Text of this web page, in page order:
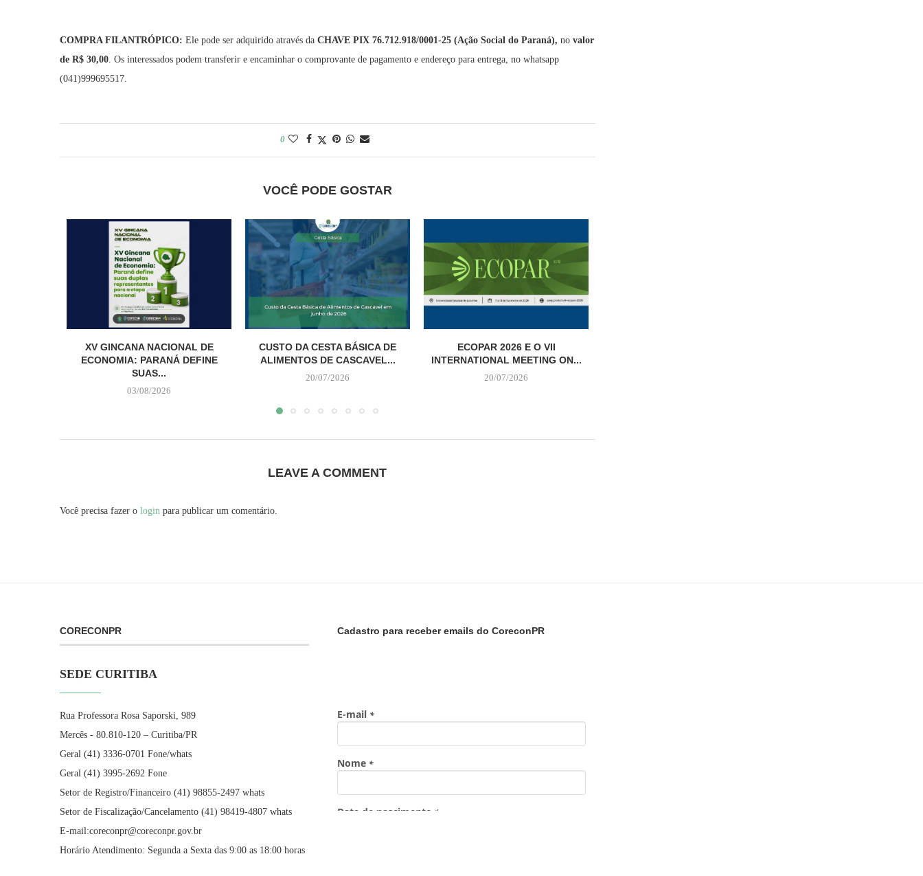
COMPRA FILANTRÓPICO: Ele pode ser adquirido através da CHAVE PIX 76.712.918/0001-25 (Ação Social do Paraná), no valor
de R$ 30,00 . Os interessados podem transferir e encaminhar o comprovante de pagamento e endereço para entrega, no whatsapp
(041)999695517.
0
VOCÊ PODE GOSTAR
XV GINCANA NACIONAL DE
ECONOMIA: PARANÁ DEFINE
SUAS...
03/08/2026
CUSTO DA CESTA BÁSICA DE
ALIMENTOS DE CASCAVEL...
20/07/2026
ECOPAR 2026 E O VII
INTERNATIONAL MEETING ON...
20/07/2026
LEAVE A COMMENT
Você precisa fazer o login para publicar um comentário.
CORECONPR
SEDE CURITIBA
Rua Professora Rosa Saporski, 989
Mercês - 80.810-120 – Curitiba/PR
Geral (41) 3336-0701 Fone/whats
Geral (41) 3995-2692 Fone
Setor de Registro/Financeiro (41) 98855-2497 whats
Setor de Fiscalização/Cancelamento (41) 98419-4807 whats
E-mail:coreconpr@coreconpr.gov.br
Horário Atendimento: Segunda a Sexta das 9:00 as 18:00 horas
Cadastro para receber emails do CoreconPR